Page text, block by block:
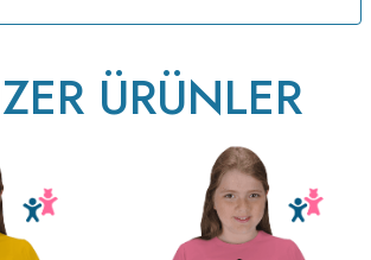
ÜRÜNLER